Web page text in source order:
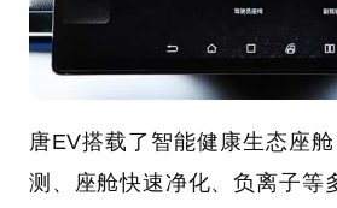
唐EV搭载了智能健康生态座
测、座舱快速净化、负离子等